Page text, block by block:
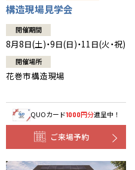
構造現場見学会
開催期間
8月8日(土)・9日(日)・11日(火・祝)
開催場所
花巻市構造現場
QUOカード1000円分進呈中！
ご来場予約